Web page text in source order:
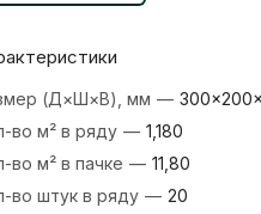
(Д×Ш×В), мм —
во м² в ряду — 1,180
во м² в пачке — 11,80
во штук в ряду — 20